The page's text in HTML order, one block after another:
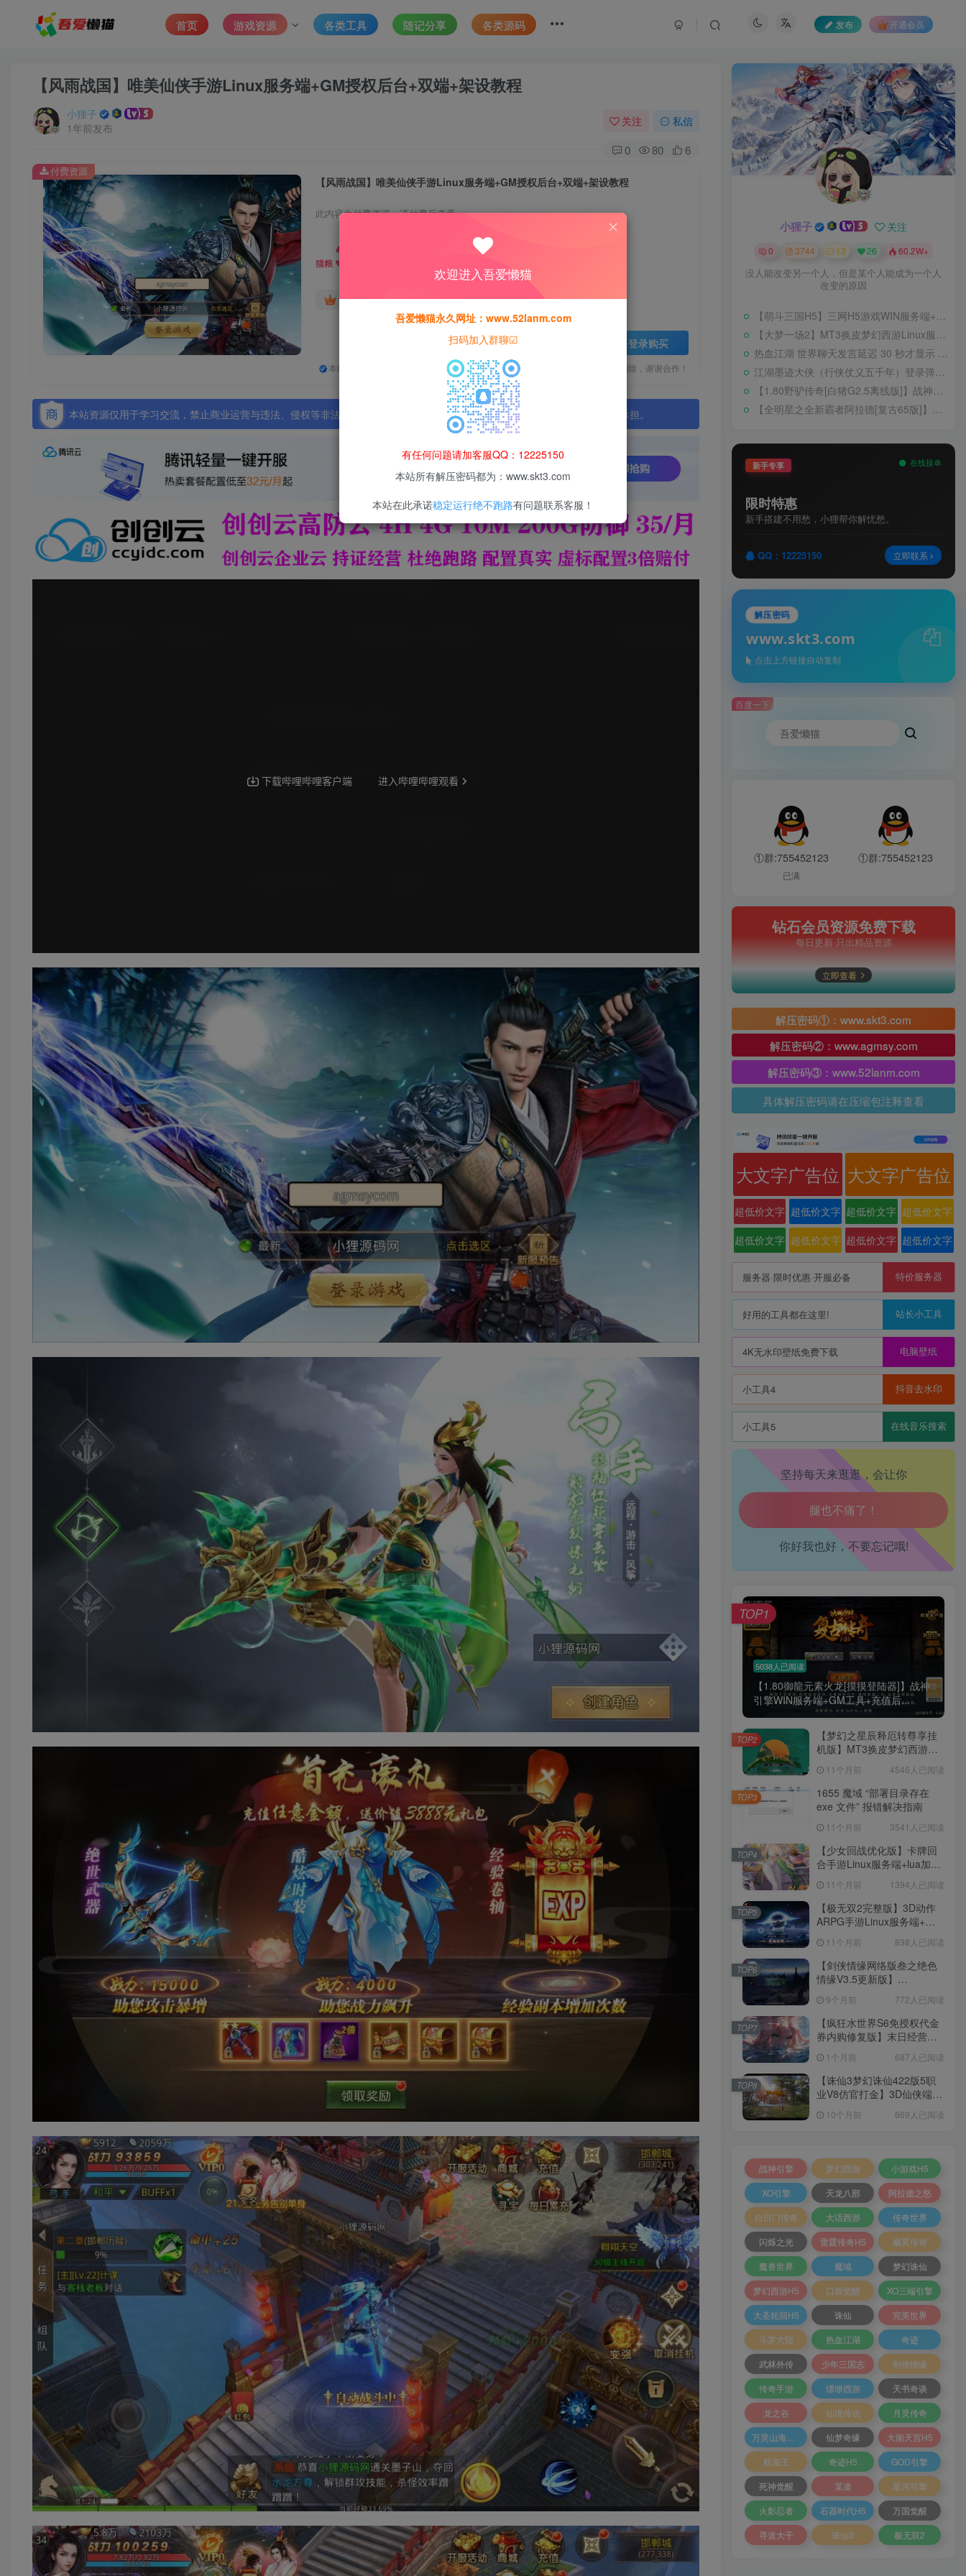
首页 游戏资源 各类工具 随记分享 各类源码 发布 开通会员
【风雨战国】唯美仙侠手游Linux服务端+GM授权后台+双端+架设教程
小狸子
1年前发布
关注 私信
0 80 6
【风雨战国】唯美仙侠手游Linux服务端+GM授权后台+双端+架设教程
此内容为付费资源，请付费后查看
猫粮 30
黄金会员猫粮15 钻石会员免费
登录购买
本站所有资源均为网络收集整理而来，仅供学习研究使用，请在下载后24h内删除，谢谢合作！
付费资源
本站资源仅用于学习交流，禁止商业运营与违法、侵权等非法行为；资源下载后请于 24 小时内删除，违规后果由使用者自行承担。
小狸子 关注
0 3744 13 26 60.2W+
没人能改变另一个人，但是某个人能成为一个人
改变的原因
【萌斗三国H5】三网H5游戏WIN服务端+开服清档+GM后台+架设教程
【大梦一场2】MT3换皮梦幻西游Linux服务端+GM后台+源码+双端+架设教程
热血江湖 世界聊天发言延迟 30 秒才显示 BUG 修复教程
江湖墨迹大侠（行侠仗义五千年）登录弹出 WELCOME 提示无法进游戏修复教程
【1.80野驴传奇[白猪G2.5离线版]】战神引擎WIN服务端+GM工具+充值后台+安卓+架设教程
【全明星之全新霸者阿拉德[复古65版]】横版闯关手游Linux服务端+配套表+WEB管理后台+GM授权后台+双端+架设教程
新手专享 在线接单
限时特惠
新手搭建不用愁，小狸帮你解忧愁。
QQ：12225150 立即联系
解压密码
www.skt3.com
点击上方链接自动复制
百度一下
①群:755452123
已满
①群:755452123
钻石会员资源免费下载
每日更新 只出精品资源
立即查看
解压密码①：www.skt3.com
解压密码②：www.agmsy.com
解压密码③：www.52lanm.com
具体解压密码请在压缩包注释查看
大文字广告位 大文字广告位
超低价文字
广告位
超低价文字
广告位
超低价文字
广告位
超低价文字
广告位
超低价文字
广告位
超低价文字
广告位
超低价文字
广告位
超低价文字
广告位
服务器·限时优惠·开服必备 特价服务器
好用的工具都在这里! 站长小工具
4K无水印壁纸免费下载 电脑壁纸
小工具4 抖音去水印
小工具5 在线音乐搜索
坚持每天来逛逛，会让你
生活也美好了！
心情也舒畅了！
腿也不痛了！
腰也不酸了！
工作也轻松了！
你好我也好，不要忘记哦!
5038人已阅读
【1.80御龍元素火龙[摸摸登陆器]】战神
引擎WIN服务端+GM工具+充值后...
TOP1
【梦幻之星辰释厄转尊享挂
机版】MT3换皮梦幻西游
+源码+架设教程
11个月前 4546人已阅读
TOP2
1655 魔域 “部署目录存在
exe 文件” 报错解决指南
11个月前 3541人已阅读
TOP3
【少女回战优化版】卡牌回
合手游Linux服务端+lua加解
权后台+安卓+架设教程
11个月前 1394人已阅读
TOP4
【极无双2完整版】3D动作
ARPG手游Linux服务端+全
+加解密工具+GM授权后台
+安卓+架设教程
11个月前 838人已阅读
TOP5
【剑侠情缘网络版叁之绝色
情缘V3.5更新版】
端+GM指令+PC客户端+架设
教程
9个月前 772人已阅读
TOP6
【疯狂水世界S6免授权代金
券内购修复版】末日经营生
工具+管理后台+CDK授权后
台+安卓+架设教程
1个月前 687人已阅读
TOP7
【诛仙3梦幻诛仙422版5职
业V8仿官打金】3D仙侠端游
工具+PC客户端+架设教程
10个月前 669人已阅读
TOP8
战神引擎 梦幻西游
小游戏H5
XO引擎
天龙八部
阿拉德之怒
白日门传奇
大话西游
传奇世界
闪烁之光
雷霆传奇H5
幽冥传奇
魔兽世界
魔域
梦幻诛仙
梦幻西游H5
口袋觉醒
XO三端引擎
大圣轮回H5
诛仙
完美世界
斗罗大陆
热血江湖
奇迹
武林外传
少年三国志
剑侠情缘
传奇手游
缥缈西游
天书奇谈
龙之谷
仙境传说
月灵传奇
仙梦奇缘
大闹天宫H5
航海王
奇迹H5
GOD引擎
死神觉醒
某道
星河引擎
火影忍者
石器时代H5
万国觉醒
寻道大千
诛仙3 极无双2
欢迎进入吾爱懒猫
吾爱懒猫永久网址：www.52lanm.com
扫码加入群聊☑
有任何问题请加客服QQ：12225150
本站所有解压密码都为：www.skt3.com
本站在此承诺稳定运行绝不跑路有问题联系客服！